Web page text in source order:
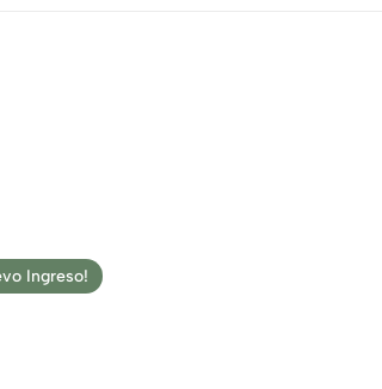
Ingreso!